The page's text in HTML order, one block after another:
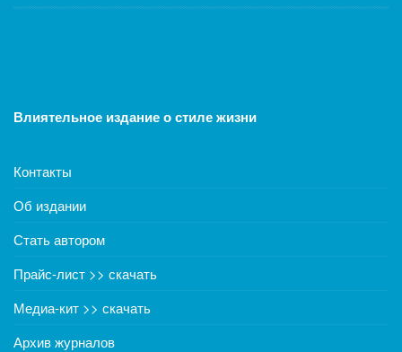
Влиятельное издание о стиле жизни
Контакты
Об издании
Стать автором
Прайс-лист >> скачать
Медиа-кит >> скачать
Архив журналов